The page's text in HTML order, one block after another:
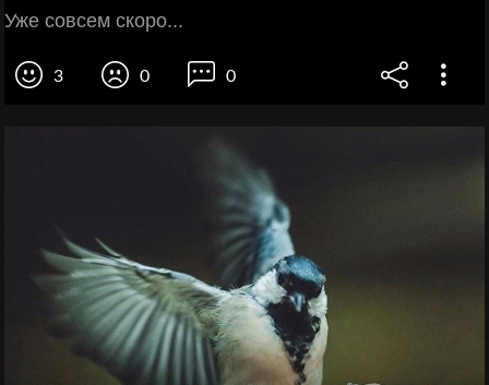
Уже совсем скоро...
3 0 0